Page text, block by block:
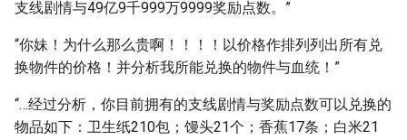
支线剧情与49亿9千999万9999奖励点数。”
“你妹！为什么那么贵啊！！！！以价格作排列列出所有兑
换物件的价格！并分析我所能兑换的物件与血统！”
“…经过分析，你目前拥有的支线剧情与奖励点数可以兑换的
物品如下：卫生纸210包；馒头21个；香蕉17条；白米21